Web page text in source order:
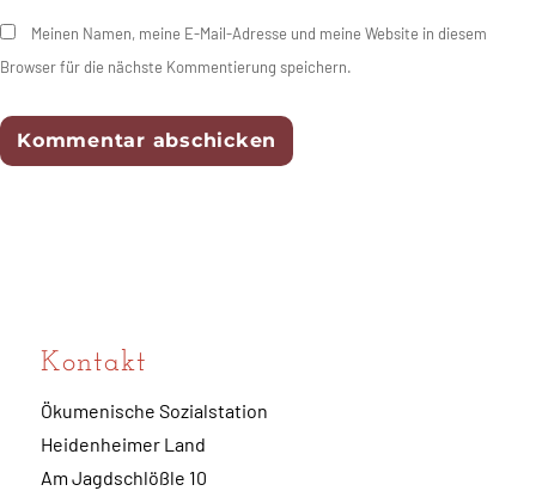
Meinen Namen, meine E-Mail-Adresse und meine Website in diesem
Browser für die nächste Kommentierung speichern.
Kontakt
Ökumenische Sozialstation
Heidenheimer Land
Am Jagdschlößle 10